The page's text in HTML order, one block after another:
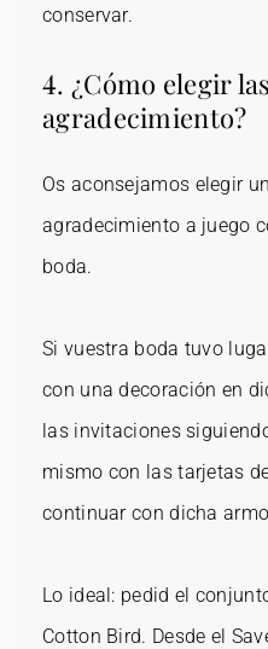
conservar.
4. ¿Cómo elegir
agradecimiento?
Os aconsejamos elegir
agradecimiento a juego
boda.
Si vuestra boda tuvo
con una decoración en
las invitaciones
mismo con las tarjetas
continuar con dicha
Lo ideal: pedid el
Cotton Bird. Desde el